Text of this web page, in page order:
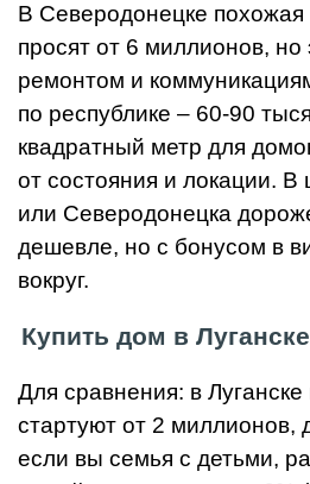
В Северодонецке похожая
просят от 6 миллионов, но
ремонтом и
по республике – 60-90
квадратный метр для
от состояния и локации. В
или Северодонецка
дешевле, но с бонусом в
вокруг.
Купить дом в
Для сравнения: в Луганске
стартуют от 2 миллионов,
если вы семья с детьми,